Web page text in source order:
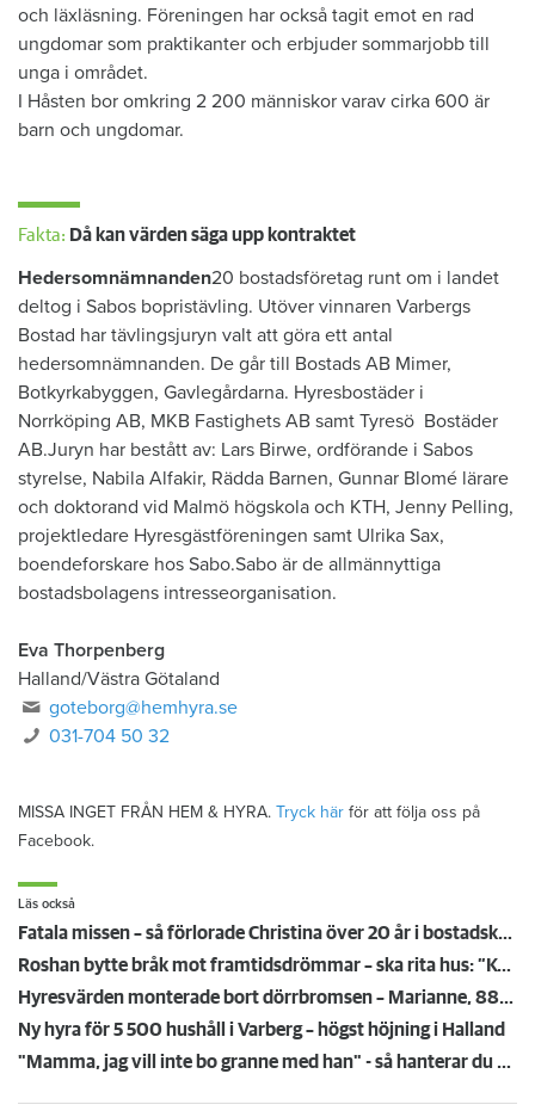
och läxläsning. Föreningen har också tagit emot en rad
ungdomar som praktikanter och erbjuder sommarjobb till
unga i området.
I Håsten bor omkring 2 200 människor varav cirka 600 är
barn och ungdomar.
Fakta: Då kan värden säga upp kontraktet
Hedersomnämnanden20 bostadsföretag runt om i landet
deltog i Sabos bopristävling. Utöver vinnaren Varbergs
Bostad har tävlingsjuryn valt att göra ett antal
hedersomnämnanden. De går till Bostads AB Mimer,
Botkyrkabyggen, Gavlegårdarna. Hyresbostäder i
Norrköping AB, MKB Fastighets AB samt Tyresö Bostäder
AB.Juryn har bestått av: Lars Birwe, ordförande i Sabos
styrelse, Nabila Alfakir, Rädda Barnen, Gunnar Blomé lärare
och doktorand vid Malmö högskola och KTH, Jenny Pelling,
projektledare Hyresgästföreningen samt Ulrika Sax,
boendeforskare hos Sabo.Sabo är de allmännyttiga
bostadsbolagens intresseorganisation.
Eva Thorpenberg
Halland/Västra Götaland
goteborg@hemhyra.se
031-704 50 32
MISSA INGET FRÅN HEM & HYRA. Tryck här för att följa oss på
Facebook.
Läs också
Fatala missen – så förlorade Christina över 20 år i bostadskön
Roshan bytte bråk mot framtidsdrömmar – ska rita hus: ”Kommer göra lägenheter med lägre priser”
Hyresvärden monterade bort dörrbromsen – Marianne, 88, föll och skadades allvarligt
Ny hyra för 5 500 hushåll i Varberg – högst höjning i Halland
"Mamma, jag vill inte bo granne med han" - så hanterar du barnens oro för grannen